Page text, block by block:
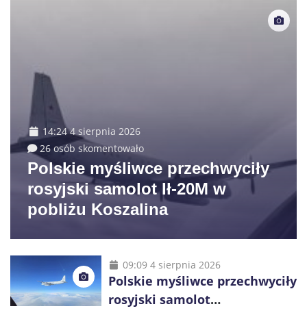
14:24 4 sierpnia 2026
26 osób skomentowało
Polskie myśliwce przechwyciły
rosyjski samolot Ił-20M w
pobliżu Koszalina
09:09 4 sierpnia 2026
Polskie myśliwce przechwyciły
rosyjski samolot